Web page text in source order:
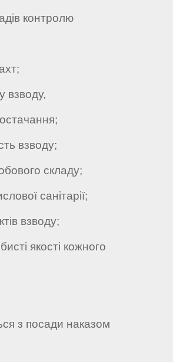
контролю
взводу,
взводу;
складу;
санітарії;
взводу;
якості кожного
з посади наказом